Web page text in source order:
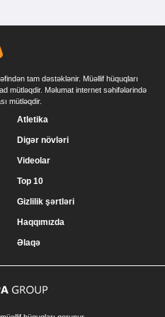
tam dəstəklənir. Müəllif hüquqları
mütləqdir. Məlumat internet səhifələrində
mütləqdir.
Atletika
Digər növləri
Videolar
Top 10
Gizlilik şərtləri
Haqqımızda
Əlaqə